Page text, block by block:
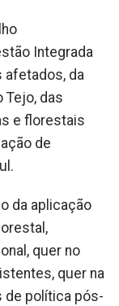
Integrada
afetados, da
Tejo, das
e florestais
de
da aplicação
quer no
quer na
de política pós-